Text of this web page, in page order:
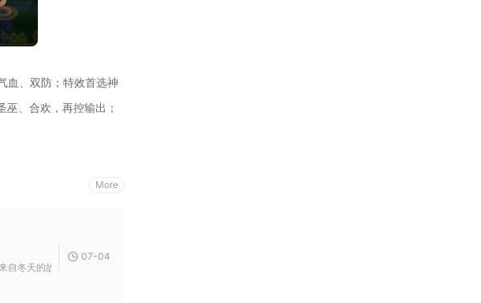
血、双防；特效首选神
、合欢，再控输出；
More
冬天的故事，之后前往蒙德西风大教堂...
07-04